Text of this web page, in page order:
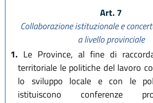
Art. 7
Collaborazione istituzionale e
a livello provinciale
1. Le Province, al fine di
territoriale le politiche del lavoro
lo sviluppo locale e con le
istituiscono conferenze